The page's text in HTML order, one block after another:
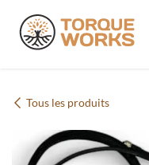
Tous les produits